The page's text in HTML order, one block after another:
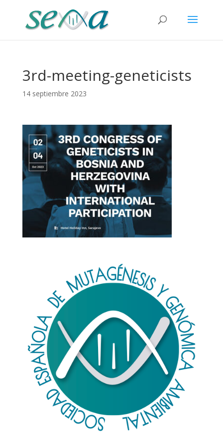
3rd-meeting-geneticists
14 septiembre 2023